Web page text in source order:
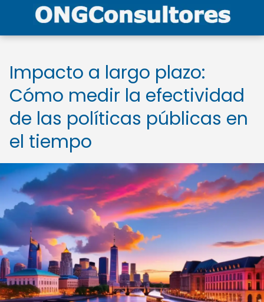
Impacto a largo plazo:
Cómo medir la efectividad
de las políticas públicas en
el tiempo